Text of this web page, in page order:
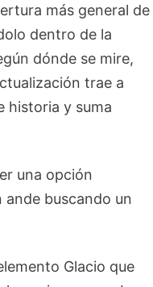
más general de
dentro de la
dónde se mire,
trae a
historia y suma
una opción
ande buscando un
Glacio que